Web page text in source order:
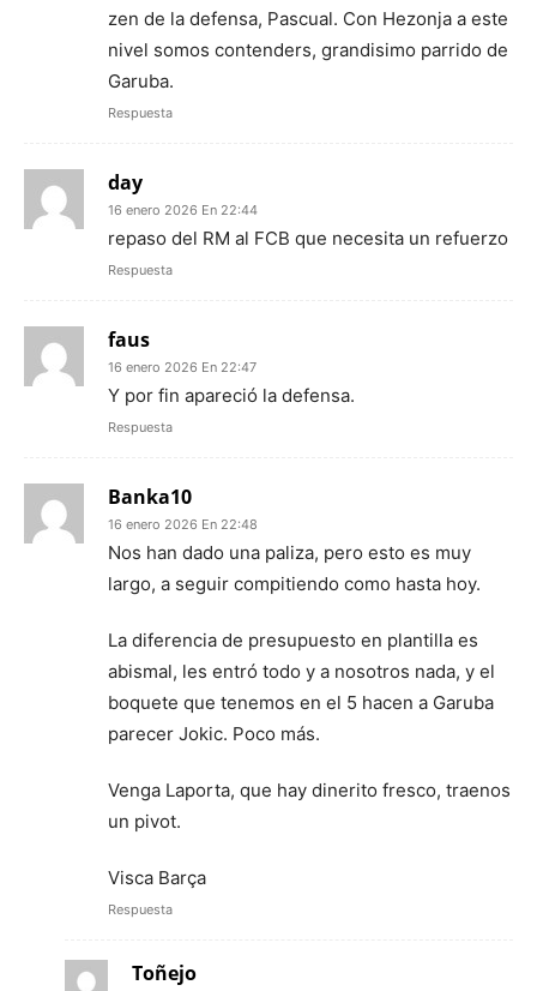
zen de la defensa, Pascual. Con Hezonja a este
nivel somos contenders, grandisimo parrido de
Garuba.
Respuesta
day
16 enero 2026 En 22:44
repaso del RM al FCB que necesita un refuerzo
Respuesta
faus
16 enero 2026 En 22:47
Y por fin apareció la defensa.
Respuesta
Banka10
16 enero 2026 En 22:48
Nos han dado una paliza, pero esto es muy
largo, a seguir compitiendo como hasta hoy.
La diferencia de presupuesto en plantilla es
abismal, les entró todo y a nosotros nada, y el
boquete que tenemos en el 5 hacen a Garuba
parecer Jokic. Poco más.
Venga Laporta, que hay dinerito fresco, traenos
un pivot.
Visca Barça
Respuesta
Toñejo